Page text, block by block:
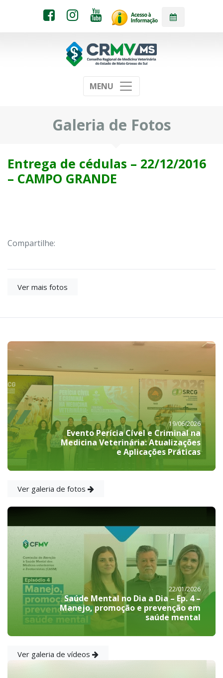
MENU
Galeria de Fotos
Entrega de cédulas – 22/12/2016
– CAMPO GRANDE
Compartilhe:
Ver mais fotos
19/06/2026
Evento Perícia Cível e Criminal na
Medicina Veterinária: Atualizações
e Aplicações Práticas
Ver galeria de fotos
22/01/2026
Saúde Mental no Dia a Dia – Ep. 4 –
Manejo, promoção e prevenção em
saúde mental
Ver galeria de vídeos